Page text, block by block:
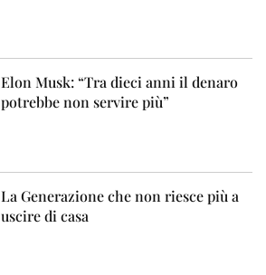
Elon Musk: “Tra dieci anni il denaro
potrebbe non servire più”
La Generazione che non riesce più a
uscire di casa